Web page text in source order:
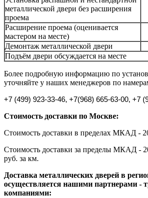
металлической двери без расширения
проема
Расширение проема (оценивается
мастером на месте)
Демонтаж металлической двери
Подъём двери обсуждается на месте
Более подробную информацию по
уточняйте у наших менеджеров по
+7 (499) 923-33-46, +7(968) 665-63-00, +7
Стоимость доставки по Москве:
Стоимость доставки в пределах МКАД -
Стоимость доставки за пределы МКАД -
руб. за км.
Доставка металлических дверей в
осуществляется нашими партнерами -
компаниями: